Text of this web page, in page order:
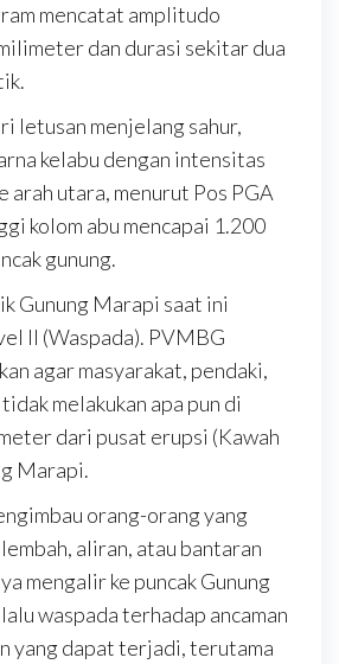
mencatat amplitudo
dan durasi sekitar dua
letusan menjelang sahur,
kelabu dengan intensitas
arah utara, menurut Pos PGA
kolom abu mencapai 1.200
gunung.
Gunung Marapi saat ini
II (Waspada). PVMBG
agar masyarakat, pendaki,
melakukan apa pun di
dari pusat erupsi (Kawah
Marapi.
orang-orang yang
aliran, atau bantaran
mengalir ke puncak Gunung
waspada terhadap ancaman
yang dapat terjadi, terutama